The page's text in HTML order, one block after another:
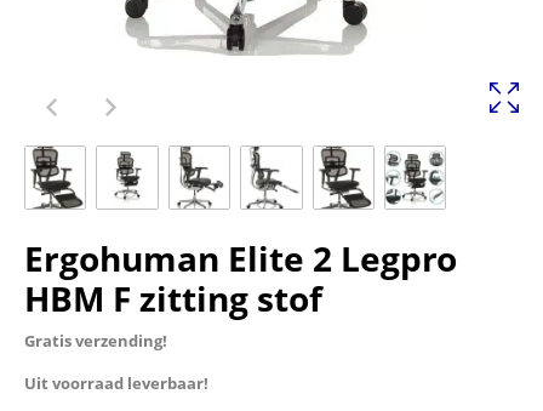
Ergohuman Elite 2 Legpro
HBM F zitting stof
Gratis verzending!
Uit voorraad leverbaar!